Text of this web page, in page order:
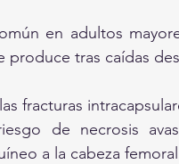
en adultos
produce tras caídas
fracturas
de necrosis
a la cabeza